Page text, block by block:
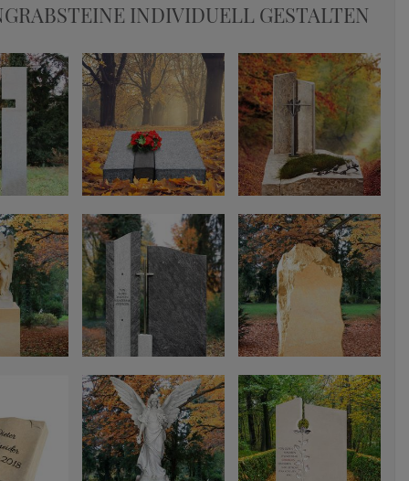
INDIVIDUELL GESTALTEN